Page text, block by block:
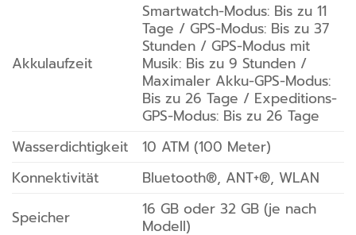
Akkulaufzeit
Smartwatch-Modus: Bis zu 11
Tage / GPS-Modus: Bis zu 37
Stunden / GPS-Modus mit
Musik: Bis zu 9 Stunden /
Maximaler Akku-GPS-Modus:
Bis zu 26 Tage / Expeditions-
GPS-Modus: Bis zu 26 Tage
Wasserdichtigkeit
10 ATM (100 Meter)
Konnektivität
Bluetooth®, ANT+®, WLAN
Speicher
16 GB oder 32 GB (je nach
Modell)